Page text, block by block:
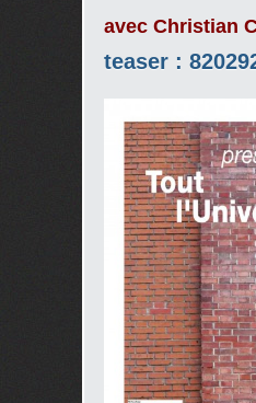
avec Christian
teaser :